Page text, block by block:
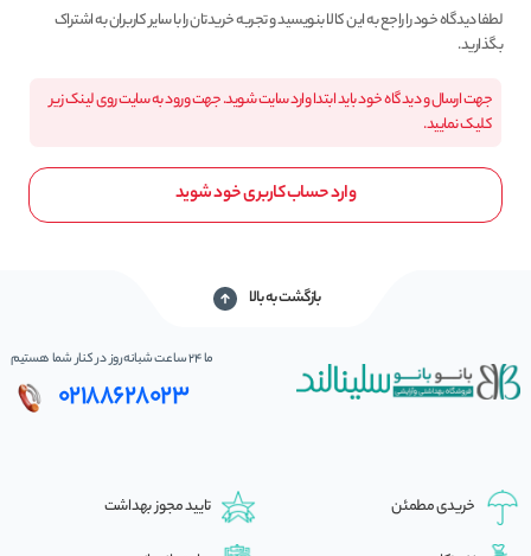
لطفا دیدگاه خود را راجع به این کالا بنویسید و تجربه خریدتان را با سایر کاربران به اشتراک
بگذارید.
جهت ارسال و دیدگاه خود باید ابتدا وارد سایت شوید. جهت ورود به سایت روی لینک زیر
کلیک نمایید.
وارد حساب کاربری خود شوید
بازگشت به بالا
ما 24 ساعت شبانه‌روز در کنار شما هستیم
02188628023
خریدی مطمئن تایید مجوز بهداشت